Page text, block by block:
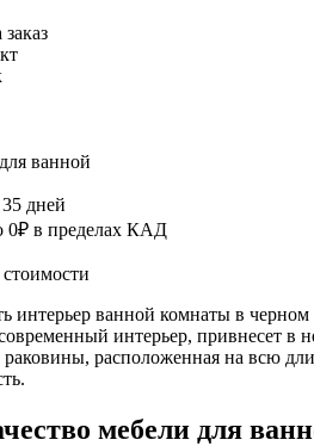
ванной
35 дней
0₽ в пределах КАД
интерьер ванной комнаты в
интерьер, привнесет в
раковины, расположенная на всю
мебели для